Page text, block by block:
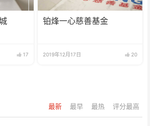
17
铂烽一心慈善基金
2019年12月17日 20
最新 最早 最热 评分最高